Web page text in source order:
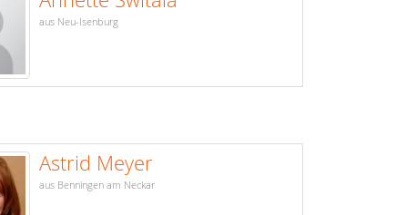
aus Neu-Isenburg
Astrid Meyer
aus Benningen am Neckar